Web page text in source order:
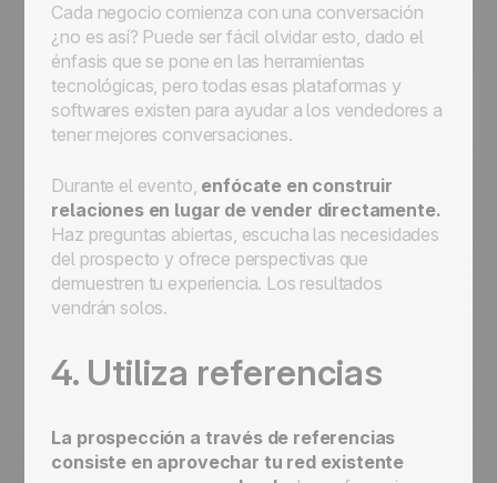
Cada negocio comienza con una conversación
¿no es así? Puede ser fácil olvidar esto, dado el
énfasis que se pone en las herramientas
tecnológicas, pero todas esas plataformas y
softwares existen para ayudar a los vendedores a
tener mejores conversaciones.
Durante el evento, enfócate en construir
relaciones en lugar de vender directamente.
Haz preguntas abiertas, escucha las necesidades
del prospecto y ofrece perspectivas que
demuestren tu experiencia. Los resultados
vendrán solos.
4. Utiliza referencias
La prospección a través de referencias
consiste en aprovechar tu red existente